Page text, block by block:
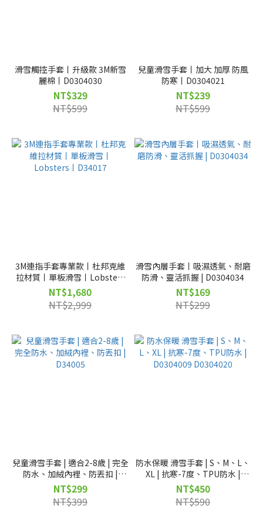
滑雪觸控手套丨升級款 3M新雪
麗棉丨D0304030
NT$329
NT$599
兒童滑雪手套丨加大 加厚 防風
防寒丨D0304021
NT$239
NT$599
3M連指手套專業款丨杜邦克維
拉材質丨單板滑雪丨Lobsters
丨D34017
NT$1,680
NT$2,999
滑雪內層手套丨吸濕透氣、耐磨
防滑、靈活抓握 | D0304034
NT$169
NT$299
兒童滑雪手套 | 適合2-8歲 | 完全
防水、加絨內裡、防丟扣 |
D34005
NT$299
NT$399
防水保暖 滑雪手套 | S、M、L、
XL | 抗寒-7度、TPU防水 |
D0304009 D0304020
NT$450
NT$590